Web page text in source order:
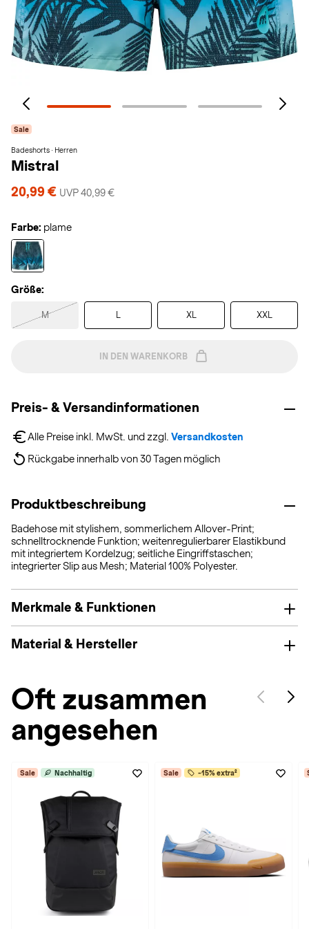
Sale
Badeshorts · Herren
Mistral
20,99 € UVP 40,99 €
Farbe: plame
Größe:
M L XL XXL
IN DEN WARENKORB
Preis- & Versandinformationen
Alle Preise inkl. MwSt. und zzgl. Versandkosten
Rückgabe innerhalb von 30 Tagen möglich
Produktbeschreibung
Badehose mit stylishem, sommerlichem Allover-Print;
schnelltrocknende Funktion; weitenregulierbarer Elastikbund
mit integriertem Kordelzug; seitliche Eingriffstaschen;
integrierter Slip aus Mesh; Material 100% Polyester.
Merkmale & Funktionen
Material & Hersteller
Oft zusammen
angesehen
Sale Nachhaltig Sale -15% extra²